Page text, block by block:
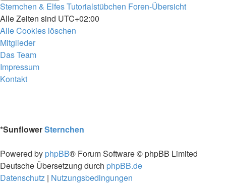
Sternchen & Elfes Tutorialstübchen Foren-Übersicht
Alle Zeiten sind UTC+02:00
Alle Cookies löschen
Mitglieder
Das Team
Impressum
Kontakt
*SunflowerSternchen
Powered by phpBB® Forum Software © phpBB Limited
Deutsche Übersetzung durch phpBB.de
Datenschutz | Nutzungsbedingungen